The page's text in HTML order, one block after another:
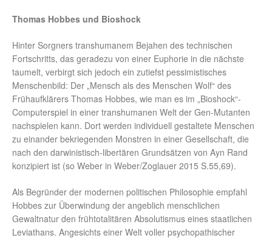
Thomas Hobbes und Bioshock
Hinter Sorgners transhumanem Bejahen des technischen
Fortschritts, das geradezu von einer Euphorie in die nächste
taumelt, verbirgt sich jedoch ein zutiefst pessimistisches
Menschenbild: Der „Mensch als des Menschen Wolf“ des
Frühaufklärers Thomas Hobbes, wie man es im „Bioshock“-
Computerspiel in einer transhumanen Welt der Gen-Mutanten
nachspielen kann. Dort werden individuell gestaltete Menschen
zu einander bekriegenden Monstren in einer Gesellschaft, die
nach den darwinistisch-libertären Grundsätzen von Ayn Rand
konzipiert ist (so Weber in Weber/Zoglauer 2015 S.55,69).
Als Begründer der modernen politischen Philosophie empfahl
Hobbes zur Überwindung der angeblich menschlichen
Gewaltnatur den frühtotalitären Absolutismus eines staatlichen
Leviathans. Angesichts einer Welt voller psychopathischer